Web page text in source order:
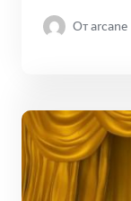
Отarcane